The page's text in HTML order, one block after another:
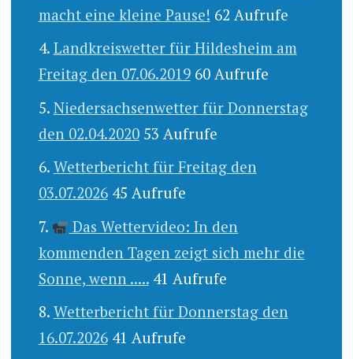
macht eine kleine Pause! 62 Aufrufe
Landkreiswetter für Hildesheim am
Freitag den 07.06.2019 60 Aufrufe
Niedersachsenwetter für Donnerstag
den 02.04.2020 53 Aufrufe
Wetterbericht für Freitag den
03.07.2026 45 Aufrufe
Das Wettervideo: In den
kommenden Tagen zeigt sich mehr die
Sonne, wenn ..... 41 Aufrufe
Wetterbericht für Donnerstag den
16.07.2026 41 Aufrufe